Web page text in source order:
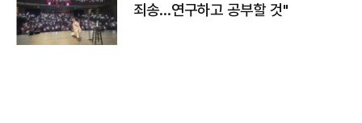
죄송…연구하고 공부할 것"